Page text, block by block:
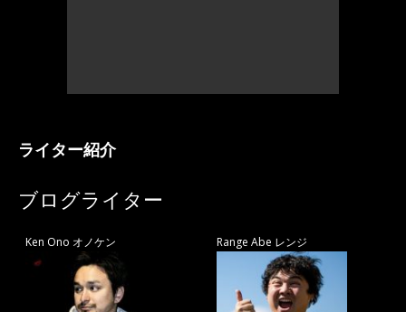
ライター紹介
ブログライター
Ken Ono オノケン Range Abe レンジ